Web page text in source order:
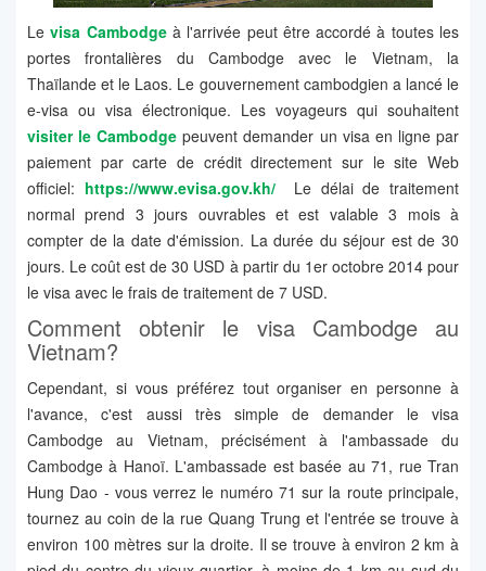
Levisa Cambodgeà l'arrivée peut être accordé à toutes les
portes frontalières du Cambodge avec le Vietnam, la
Thaïlande et le Laos. Le gouvernement cambodgien a lancé le
e-visa ou visa électronique. Les voyageurs qui souhaitent
visiter le Cambodge peuvent demander un visa en ligne par
paiement par carte de crédit directement sur le site Web
officiel: https://www.evisa.gov.kh/Le délai de traitement
normal prend 3 jours ouvrables et est valable 3 mois à
compter de la date d'émission. La durée du séjour est de 30
jours. Le coût est de 30 USD à partir du 1er octobre 2014 pour
le visa avec le frais de traitement de 7 USD.
Comment obtenir le visa Cambodge au
Vietnam?
Cependant, si vous préférez tout organiser en personne à
l'avance, c'est aussi très simple de demander le visa
Cambodge au Vietnam, précisément à l'ambassade du
Cambodge à Hanoï. L'ambassade est basée au 71, rue Tran
Hung Dao - vous verrez le numéro 71 sur la route principale,
tournez au coin de la rue Quang Trung et l'entrée se trouve à
environ 100 mètres sur la droite. Il se trouve à environ 2 km à